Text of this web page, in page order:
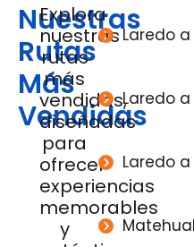
Nuestras
Rutas
Más
Vendidas
Explora
nuestras
rutas
más
vendidas,
diseñadas
para
ofrecer
experiencias
memorables
y
Laredo
Laredo
Laredo